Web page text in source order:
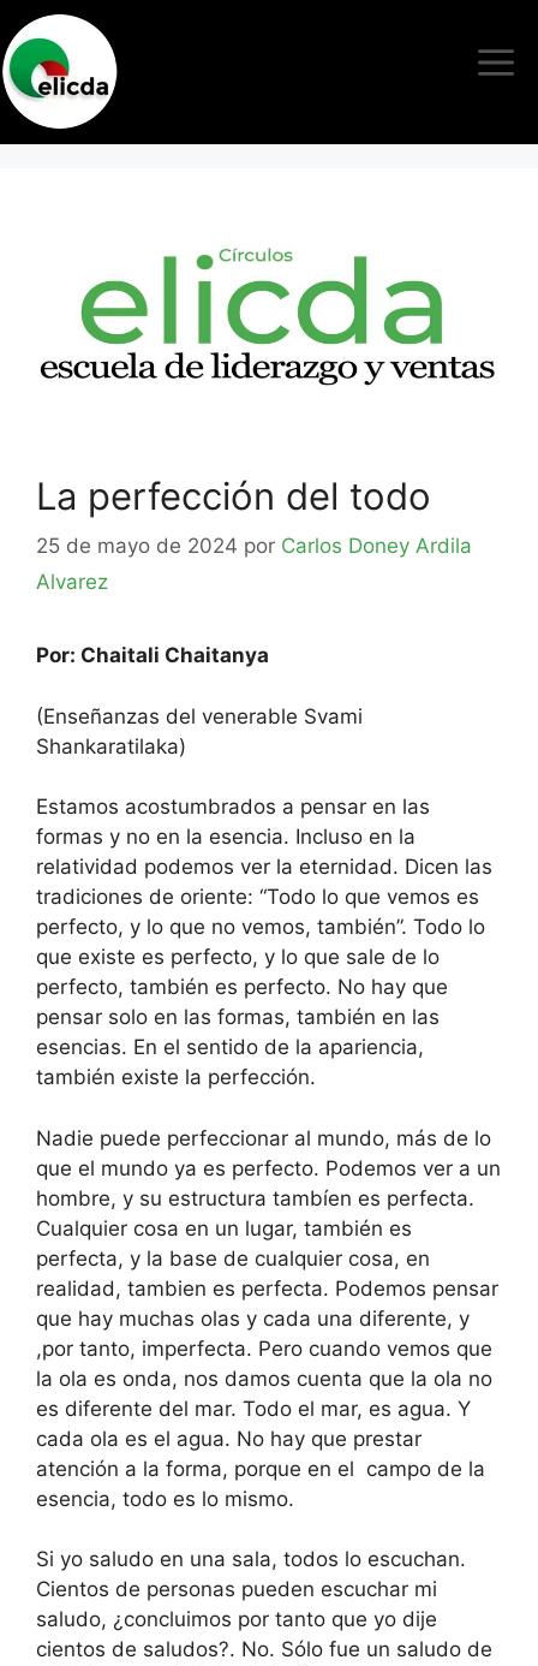
La perfección del todo
25 de mayo de 2024 por Carlos Doney Ardila
Alvarez
Por: Chaitali Chaitanya
(Enseñanzas del venerable Svami
Shankaratilaka)
Estamos acostumbrados a pensar en las
formas y no en la esencia. Incluso en la
relatividad podemos ver la eternidad. Dicen las
tradiciones de oriente: “Todo lo que vemos es
perfecto, y lo que no vemos, también”. Todo lo
que existe es perfecto, y lo que sale de lo
perfecto, también es perfecto. No hay que
pensar solo en las formas, también en las
esencias. En el sentido de la apariencia,
también existe la perfección.
Nadie puede perfeccionar al mundo, más de lo
que el mundo ya es perfecto. Podemos ver a un
hombre, y su estructura tambíen es perfecta.
Cualquier cosa en un lugar, también es
perfecta, y la base de cualquier cosa, en
realidad, tambien es perfecta. Podemos pensar
que hay muchas olas y cada una diferente, y
,por tanto, imperfecta. Pero cuando vemos que
la ola es onda, nos damos cuenta que la ola no
es diferente del mar. Todo el mar, es agua. Y
cada ola es el agua. No hay que prestar
atención a la forma, porque en el campo de la
esencia, todo es lo mismo.
Si yo saludo en una sala, todos lo escuchan.
Cientos de personas pueden escuchar mi
saludo, ¿concluimos por tanto que yo dije
cientos de saludos?. No. Sólo fue un saludo de